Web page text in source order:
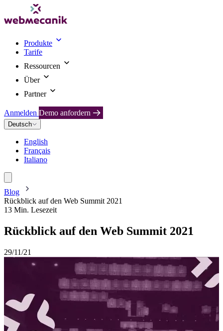
Produkte
Tarife
Ressourcen
Über
Partner
Anmelden Demo anfordern
Deutsch
English
Français
Italiano
Blog
Rückblick auf den Web Summit 2021
13 Min. Lesezeit
Rückblick auf den Web Summit 2021
29/11/21